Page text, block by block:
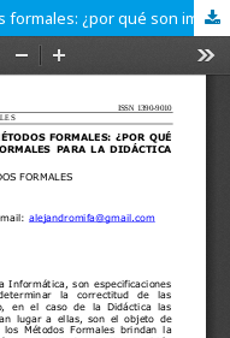
Didáctica de la informática y métodos formales: ¿por qué son importantes los métodos formales para la didáctica de la informática?